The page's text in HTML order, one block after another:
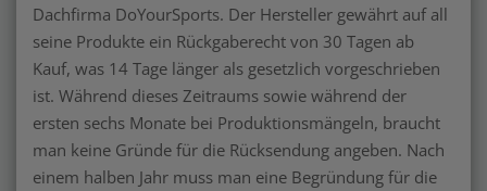
Dachfirma DoYourSports. Der Hersteller gewährt auf all
seine Produkte ein Rückgaberecht von 30 Tagen ab
Kauf, was 14 Tage länger als gesetzlich vorgeschrieben
ist. Während dieses Zeitraums sowie während der
ersten sechs Monate bei Produktionsmängeln, braucht
man keine Gründe für die Rücksendung angeben. Nach
einem halben Jahr muss man eine Begründung für die